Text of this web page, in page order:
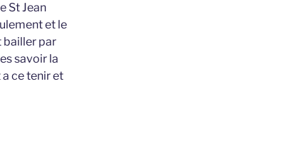
St Jean
et le
bailler par
savoir la
ce tenir et